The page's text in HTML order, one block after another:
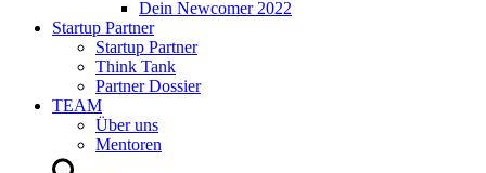
Dein Newcomer 2022
Startup Partner
Startup Partner
Think Tank
Partner Dossier
TEAM
Über uns
Mentoren